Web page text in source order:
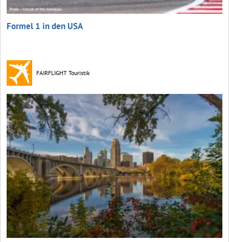
Formel 1 in den USA
FAIRFLIGHT Touristik